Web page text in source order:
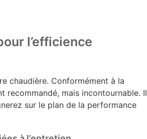
l’efficience
chaudière. Conformément à la
recommandé, mais incontournable. Il
sur le plan de la performance